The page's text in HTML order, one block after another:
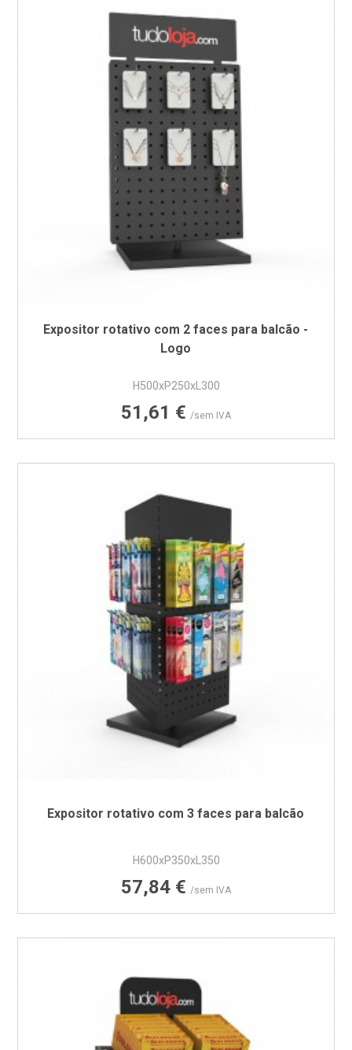
Expositor rotativo com 2 faces para balcão -
Logo
H500xP250xL300
Preço
51,61 € /sem IVA
Expositor rotativo com 3 faces para balcão
H600xP350xL350
Preço
57,84 € /sem IVA